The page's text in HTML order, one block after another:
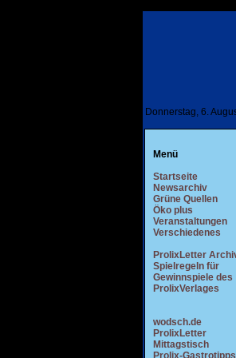
Donnerstag, 6.
Menü
Startseite
Newsarchiv
Grüne Quellen
Öko plus
Veranstaltungen
Verschiedenes
ProlixLetter
Spielregeln für
Gewinnspiele des
ProlixVerlages
wodsch.de
ProlixLetter
Mittagstisch
Prolix-Gastrotipps